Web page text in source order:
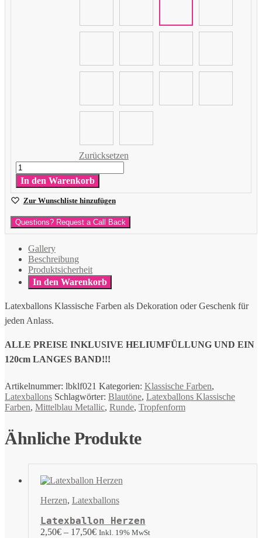
Zurücksetzen
Latexballon
Klassische
Farben
Menge
In den Warenkorb
Zur Wunschliste hinzufügen
Questions? Request a Call Back
Gallery
Beschreibung
Produktsicherheit
In den Warenkorb
Latexballons Klassische Farben als Dekoration oder Geschenk für
jeden Anlass.
ALLE PREISE INKLUSIVE HELIUMFÜLLUNG UND EIN
120cm LANGES BAND!!!
Artikelnummer: lbklf021 Kategorien: Klassische Farben,
Latexballons Schlagwörter: Blautöne, Latexballons Klassische
Farben, Mittelblau Metallic, Runde, Tropfenform
Ähnliche Produkte
Herzen, Latexballons
Latexballon Herzen
2,50€– 17,50€ Inkl. 19% MwSt